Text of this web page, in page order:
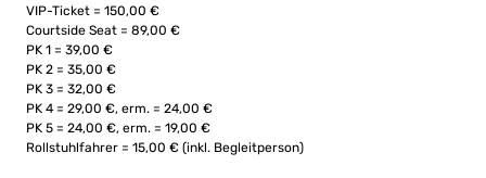
VIP-Ticket = 150,00 €
Courtside Seat = 89,00 €
PK 1 = 39,00 €
PK 2 = 35,00 €
PK 3 = 32,00 €
PK 4 = 29,00 €, erm. = 24,00 €
PK 5 = 24,00 €, erm. = 19,00 €
Rollstuhlfahrer = 15,00 € (inkl. Begleitperson)